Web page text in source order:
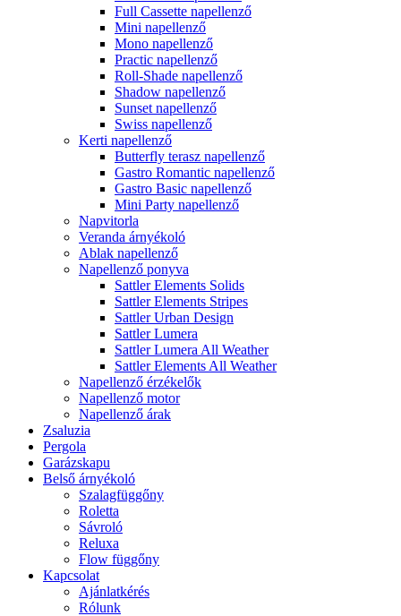
Full Cassette napellenző
Mini napellenző
Mono napellenző
Practic napellenző
Roll-Shade napellenző
Shadow napellenző
Sunset napellenző
Swiss napellenző
Kerti napellenző
Butterfly terasz napellenző
Gastro Romantic napellenző
Gastro Basic napellenző
Mini Party napellenző
Napvitorla
Veranda árnyékoló
Ablak napellenző
Napellenző ponyva
Sattler Elements Solids
Sattler Elements Stripes
Sattler Urban Design
Sattler Lumera
Sattler Lumera All Weather
Sattler Elements All Weather
Napellenző érzékelők
Napellenző motor
Napellenző árak
Zsaluzia
Pergola
Garázskapu
Belső árnyékoló
Szalagfüggőny
Roletta
Sávroló
Reluxa
Flow függőny
Kapcsolat
Ajánlatkérés
Rólunk